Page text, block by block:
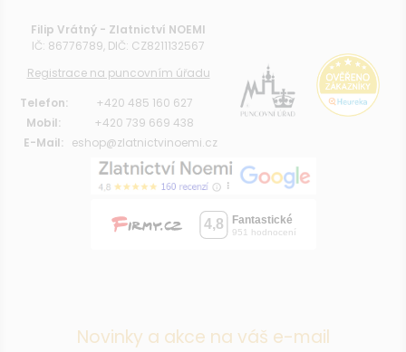
Filip Vrátný - Zlatnictví NOEMI
IČ: 86776789, DIČ: CZ8211132567
Registrace na puncovním úřadu
Telefon:
+420 485 160 627
Mobil:
+420 739 669 438
E-Mail:
eshop@zlatnictvinoemi.cz
Novinky a akce na váš e-mail